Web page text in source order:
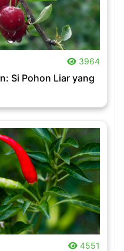
3964
Si Pohon Liar yang
4551